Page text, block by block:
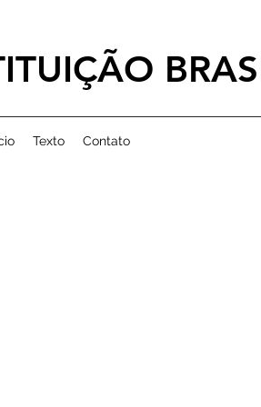
Texto Contato